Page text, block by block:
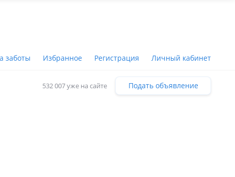
заботы Избранное Регистрация Личный кабинет
532 007 уже на сайте Подать объявление